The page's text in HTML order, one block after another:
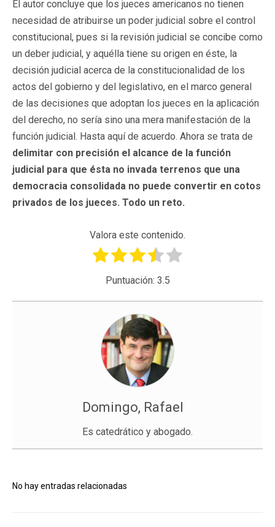
El autor concluye que los jueces americanos no tienen
necesidad de atribuirse un poder judicial sobre el control
constitucional, pues si la revisión judicial se concibe como
un deber judicial, y aquélla tiene su origen en éste, la
decisión judicial acerca de la constitucionalidad de los
actos del gobierno y del legislativo, en el marco general
de las decisiones que adoptan los jueces en la aplicación
del derecho, no sería sino una mera manifestación de la
función judicial. Hasta aquí de acuerdo. Ahora se trata de
delimitar con precisión el alcance de la función
judicial para que ésta no invada terrenos que una
democracia consolidada no puede convertir en cotos
privados de los jueces. Todo un reto.
Valora este contenido.
Puntuación: 3.5
Domingo, Rafael
Es catedrático y abogado.
No hay entradas relacionadas